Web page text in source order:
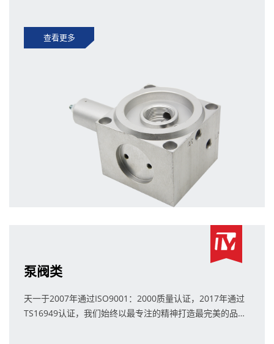
查看更多
泵阀类
天一于2007年通过ISO9001：2000质量认证，2017年通过
TS16949认证，我们始终以最专注的精神打造最完美的品